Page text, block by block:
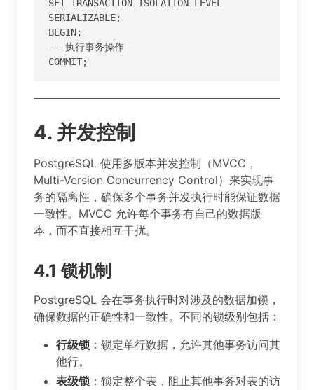
SET TRANSACTION ISOLATION LEVEL
SERIALIZABLE;
BEGIN;
-- 执行事务操作
COMMIT;
4. 并发控制
PostgreSQL 使用多版本并发控制（MVCC，
Multi-Version Concurrency Control）来实现事
务的隔离性，确保多个事务并发执行时能保证数据
一致性。MVCC 允许每个事务有自己的数据版
本，而不直接相互干扰。
4.1 锁机制
PostgreSQL 会在事务执行时对涉及的数据加锁，
确保数据的正确性和一致性。不同的锁级别包括：
行级锁 ：锁定单行数据，允许其他事务访问其
他行。
表级锁 ：锁定整个表，阻止其他事务对表的访